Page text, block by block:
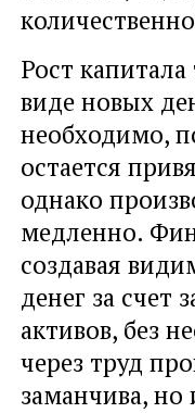
Рост
виде новых
необходимо,
остается
однако
медленно.
создавая
денег за счет
активов, без
через труд
заманчива, но